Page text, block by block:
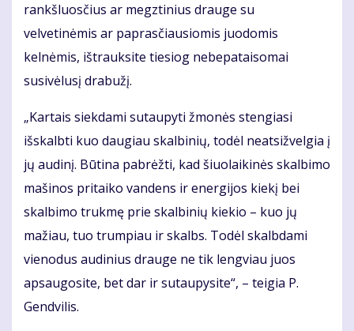
rankšluosčius ar megztinius drauge su
velvetinėmis ar paprasčiausiomis juodomis
kelnėmis, ištrauksite tiesiog nebepataisomai
susivėlusį drabužį.
„Kartais siekdami sutaupyti žmonės stengiasi
išskalbti kuo daugiau skalbinių, todėl neatsižvelgia į
jų audinį. Būtina pabrėžti, kad šiuolaikinės skalbimo
mašinos pritaiko vandens ir energijos kiekį bei
skalbimo trukmę prie skalbinių kiekio – kuo jų
mažiau, tuo trumpiau ir skalbs. Todėl skalbdami
vienodus audinius drauge ne tik lengviau juos
apsaugosite, bet dar ir sutaupysite“, – teigia P.
Gendvilis.